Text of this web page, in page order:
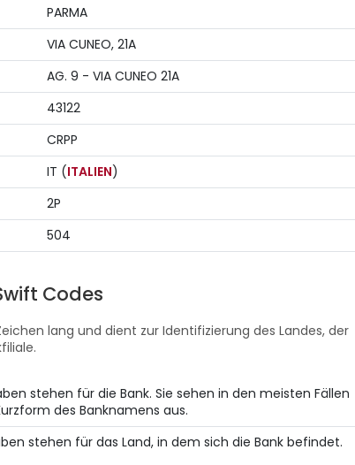
PARMA
VIA CUNEO, 21A
AG. 9 - VIA CUNEO 21A
43122
CRPP
IT (ITALIEN)
2P
504
Codes
lang und dient zur Identifizierung des Landes, der
stehen für die Bank. Sie sehen in den meisten Fällen
des Banknamens aus.
stehen für das Land, in dem sich die Bank befindet.